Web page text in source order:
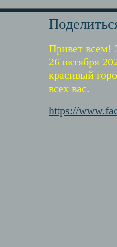
Привет всем!
26 октября
красивый
всех вас.
https://